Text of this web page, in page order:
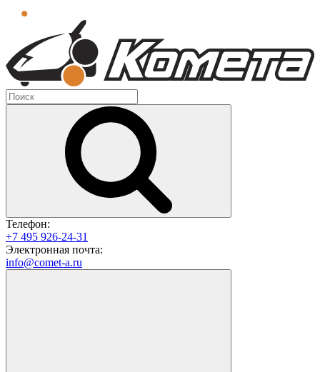
Телефон:
+7 495 926-24-31
Электронная почта:
info@comet-a.ru